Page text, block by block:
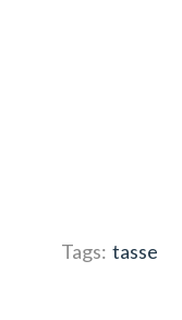
Tags: tasse